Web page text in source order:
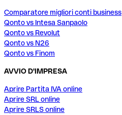
Comparatore migliori conti business
Qonto vs Intesa Sanpaolo
Qonto vs Revolut
Qonto vs N26
Qonto vs Finom
AVVIO D'IMPRESA
Aprire Partita IVA online
Aprire SRL online
Aprire SRLS online